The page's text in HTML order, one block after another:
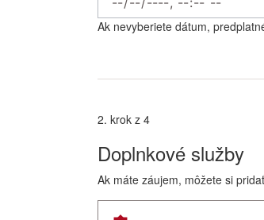
Ak nevyberiete dátum,
2. krok z 4
Doplnkové služby
Ak máte záujem, môžete si